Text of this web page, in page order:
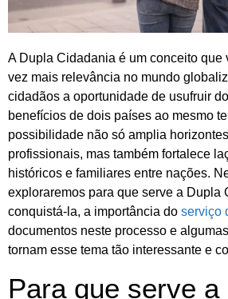
A Dupla Cidadania é um conceito que
vez mais relevância no mundo
cidadãos a oportunidade de usufruir
benefícios de dois países ao mesmo
possibilidade não só amplia
profissionais, mas também fortalece
históricos e familiares entre nações.
exploraremos para que serve a Dupla
conquistá-la, a importância do serviço
documentos neste processo e
tornam esse tema tão interessante e
Para que serve a